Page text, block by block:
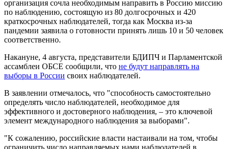
организация сочла необходимым направить в Россию миссию
по наблюдению, состоящую из 80 долгосрочных и 420
краткосрочных наблюдателей, тогда как Москва из-за
пандемии заявила о готовности принять лишь 10 и 50 человек
соответственно.
Накануне, 4 августа, представители БДИПЧ и Парламентской
ассамблеи ОБСЕ сообщили, что не будут направлять на
выборы в России своих наблюдателей.
В заявлении отмечалось, что "способность самостоятельно
определять число наблюдателей, необходимое для
эффективного и достоверного наблюдения, – это ключевой
элемент международного наблюдения за выборами".
"К сожалению, российские власти настаивали на том, чтобы
ограничить число направляемых нами наблюдателей в